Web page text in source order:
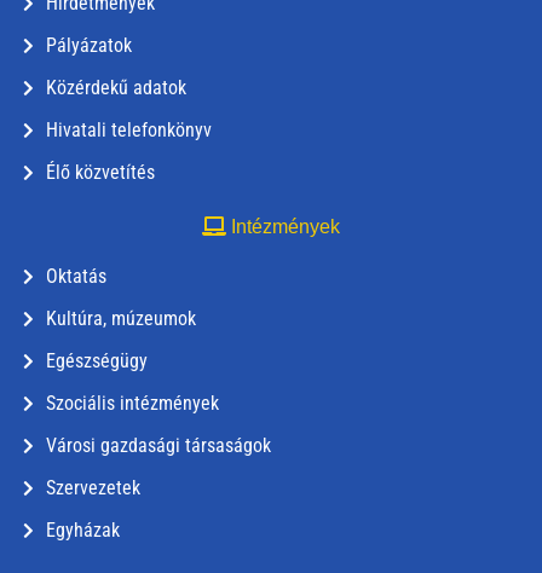
Pályázatok
Közérdekű adatok
Hivatali telefonkönyv
Élő közvetítés
Intézmények
Oktatás
Kultúra, múzeumok
Egészségügy
Szociális intézmények
Városi gazdasági társaságok
Szervezetek
Egyházak